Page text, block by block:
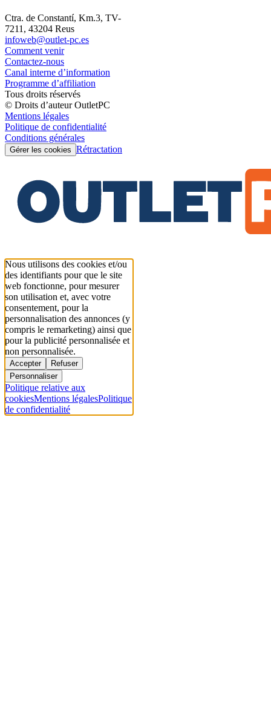
Ctra. de Constantí, Km.3, TV-
7211, 43204 Reus
infoweb@outlet-pc.es
Comment venir
Contactez-nous
Canal interne d’information
Programme d’affiliation
Tous droits réservés
© Droits d’auteur OutletPC
Mentions légales
Politique de confidentialité
Conditions générales
Gérer les cookies Rétractation
Nous utilisons des cookies et/ou
des identifiants pour que le site
web fonctionne, pour mesurer
son utilisation et, avec votre
consentement, pour la
personnalisation des annonces (y
compris le remarketing) ainsi que
pour la publicité personnalisée et
non personnalisée.
Accepter
Refuser
Personnaliser
Politique relative aux
cookiesMentions légalesPolitique
de confidentialité